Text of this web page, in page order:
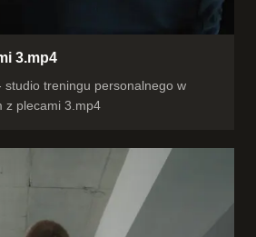
3.mp4
studio treningu personalnego w
z plecami 3.mp4